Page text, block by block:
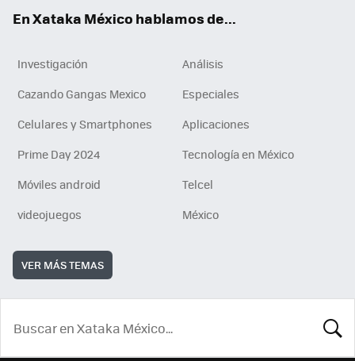
En Xataka México hablamos de...
Investigación
Análisis
Cazando Gangas Mexico
Especiales
Celulares y Smartphones
Aplicaciones
Prime Day 2024
Tecnología en México
Móviles android
Telcel
videojuegos
México
VER MÁS TEMAS